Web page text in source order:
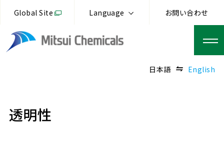
Global Site Language お問い合わせ
日本語 English
透明性